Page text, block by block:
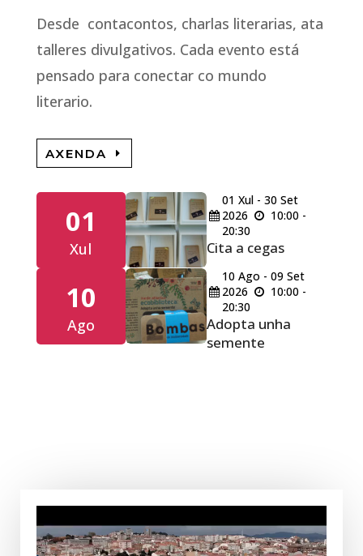
Desde contacontos, charlas literarias, ata
talleres divulgativos. Cada evento está
pensado para conectar co mundo
literario.
AXENDA
01
Xul
01 Xul - 30 Set
2026
10:00 -
20:30
Cita a cegas
10
Ago
10 Ago - 09 Set
2026
10:00 -
20:30
Adopta unha
semente